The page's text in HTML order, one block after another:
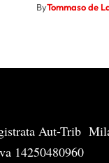
ByTommaso de
Aut-Trib
14250480960